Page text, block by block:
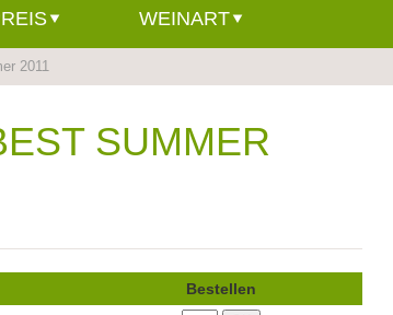
WEINART
2011
SUMMER
Bestellen